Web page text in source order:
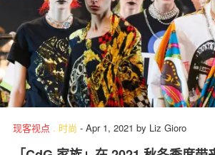
现客视点 . 时尚 - Apr 1, 2021 by Liz Gioro